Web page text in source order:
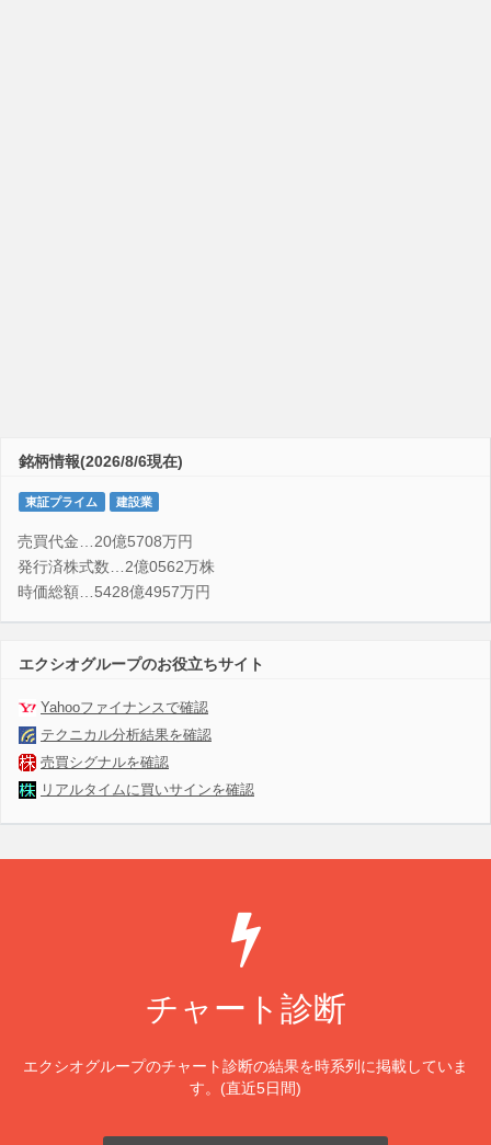
銘柄情報(2026/8/6現在)
東証プライム 建設業
売買代金…20億5708万円
発行済株式数…2億0562万株
時価総額…5428億4957万円
エクシオグループのお役立ちサイト
Yahooファイナンスで確認
テクニカル分析結果を確認
売買シグナルを確認
リアルタイムに買いサインを確認
チャート診断
エクシオグループのチャート診断の結果を時系列に掲載していま
す。(直近5日間)